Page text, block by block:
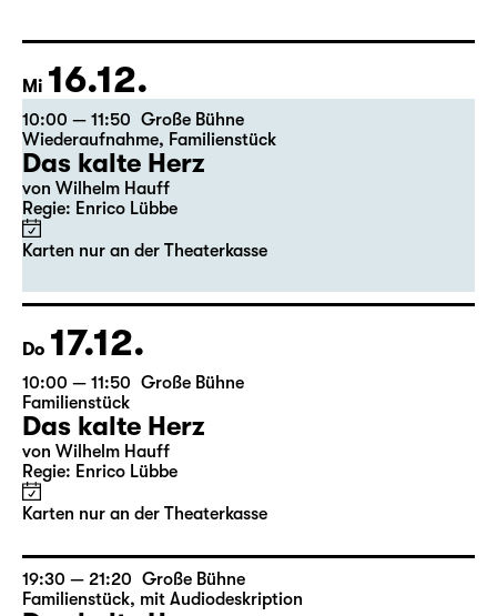
17:15 + 17:30 Einführung im Rangfoyer
Karten
Mi 16.12.
10:00 — 11:50
Große Bühne
Wiederaufnahme
Das kalte Herz
Regie: Enrico Lübbe
Karten nur an der Theaterkasse
Do 17.12.
10:00 — 11:50
Große Bühne
Familienstück
Das kalte Herz
Regie: Enrico Lübbe
Karten nur an der Theaterkasse